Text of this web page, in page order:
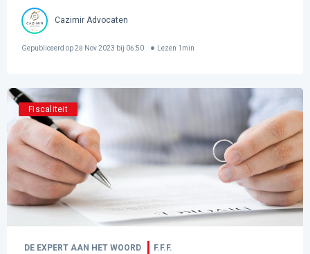
Cazimir Advocaten
Gepubliceerd op28 Nov 2023 bij 06:50 Lezen 1 min
Fiscaliteit
DE EXPERT AAN HET WOORD F.F.F.